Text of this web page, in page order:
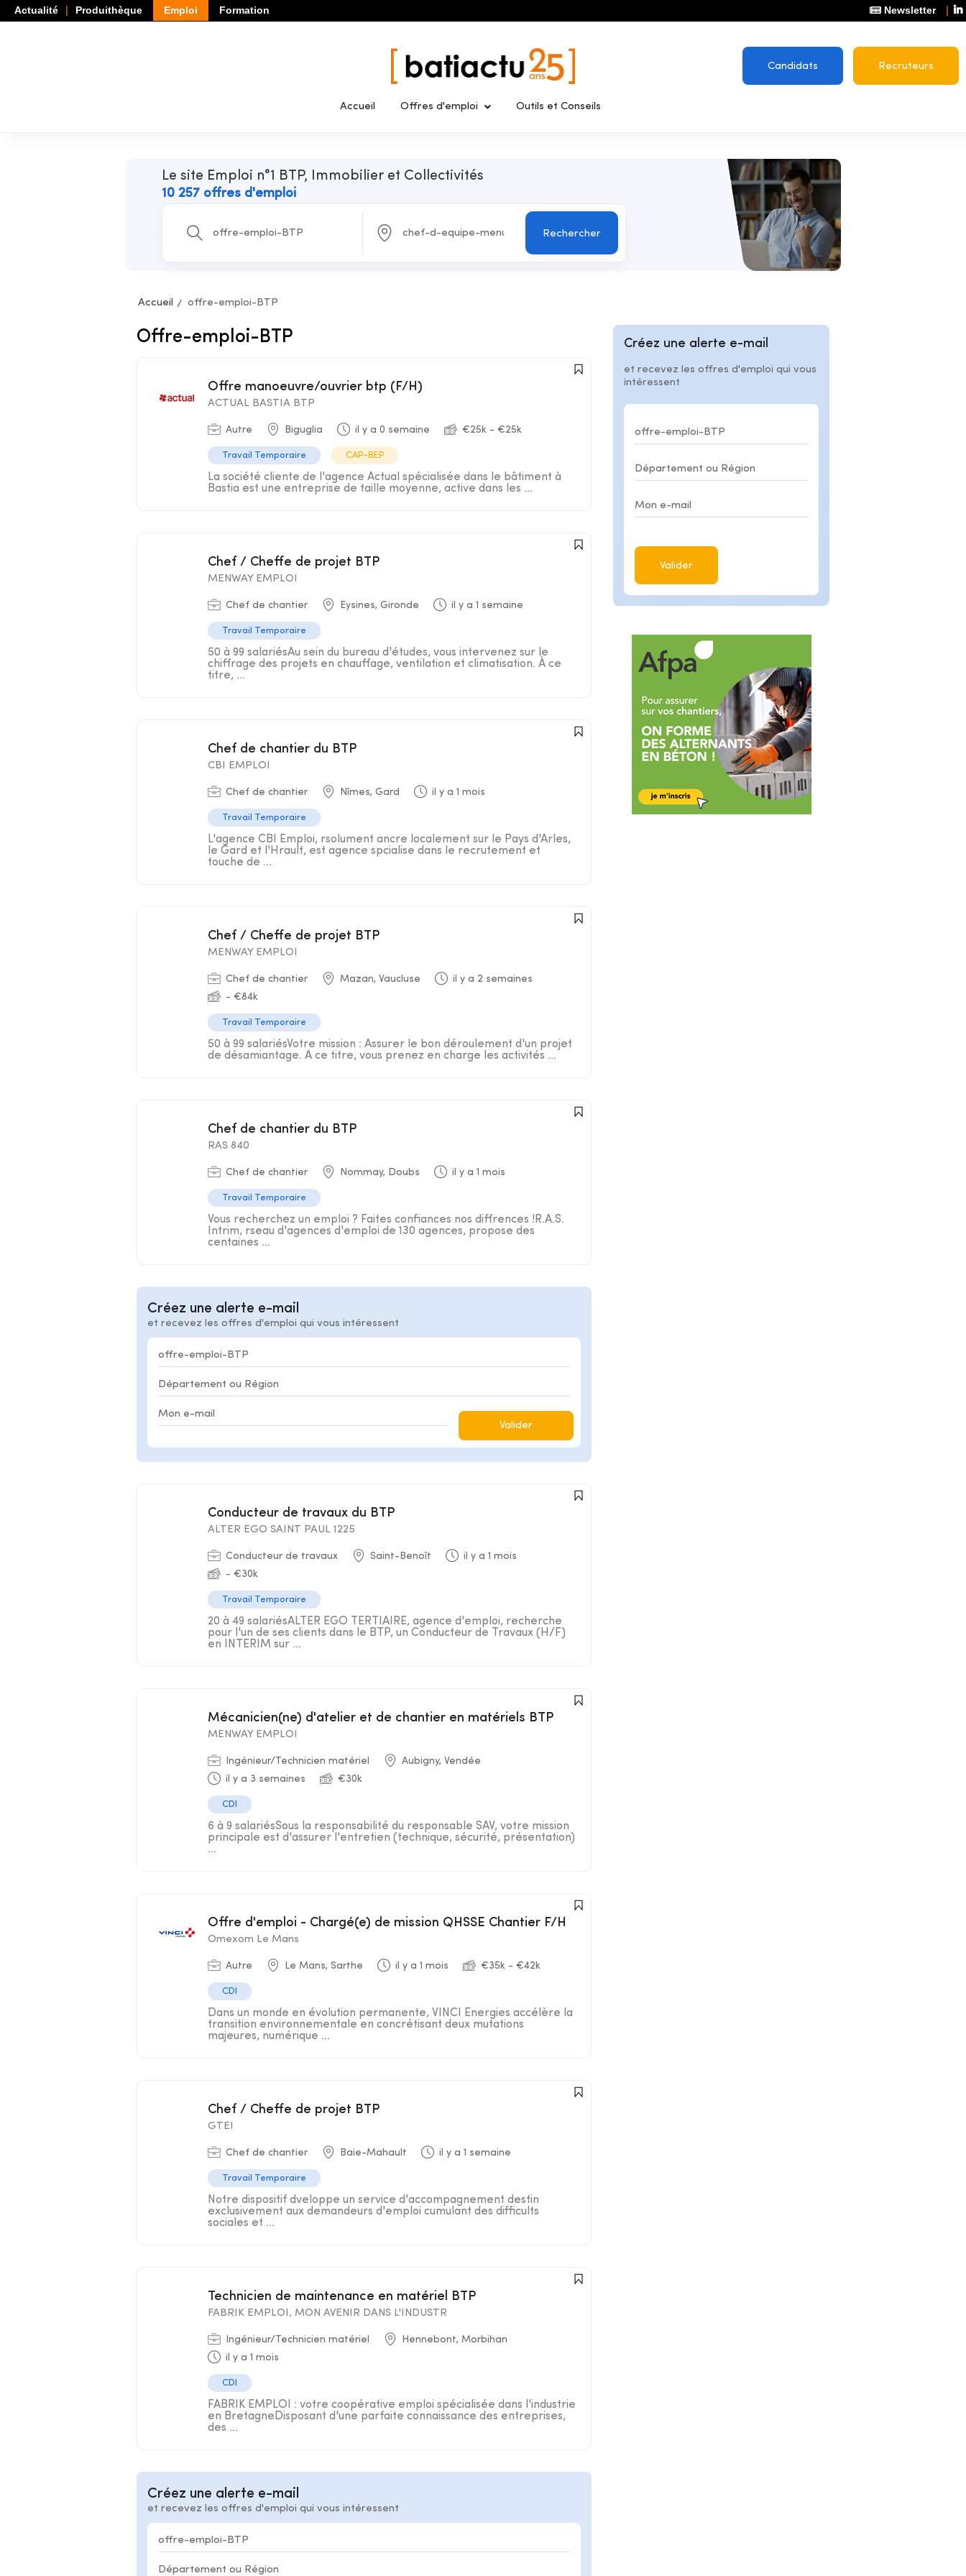
Actualité Produithèque Emploi Formation Newsletter
Candidats Recruteurs
Accueil Offres d'emploi Outils et Conseils
Le site Emploi n°1 BTP, Immobilier et Collectivités
10 257 offres d'emploi
Rechercher
Accueil offre-emploi-BTP
Offre-emploi-BTP
Offre manoeuvre/ouvrier btp (F/H)
ACTUAL BASTIA BTP
Autre Biguglia il y a 0 semaine €25k - €25k
Travail Temporaire CAP-BEP
La société cliente de l'agence Actual spécialisée dans le bâtiment à
Bastia est une entreprise de taille moyenne, active dans les ...
Chef / Cheffe de projet BTP
MENWAY EMPLOI
Chef de chantier Eysines, Gironde il y a 1 semaine
Travail Temporaire
50 à 99 salariésAu sein du bureau d'études, vous intervenez sur le
chiffrage des projets en chauffage, ventilation et climatisation. À ce
titre, ...
Chef de chantier du BTP
CBI EMPLOI
Chef de chantier Nîmes, Gard il y a 1 mois
Travail Temporaire
L'agence CBI Emploi, rsolument ancre localement sur le Pays d'Arles,
le Gard et l'Hrault, est agence spcialise dans le recrutement et
touche de ...
Chef / Cheffe de projet BTP
MENWAY EMPLOI
Chef de chantier Mazan, Vaucluse
il y a 2 semaines
- €84k
Travail Temporaire
50 à 99 salariésVotre mission : Assurer le bon déroulement d'un projet
de désamiantage. A ce titre, vous prenez en charge les activités ...
Chef de chantier du BTP
RAS 840
Chef de chantier Nommay, Doubs il y a 1 mois
Travail Temporaire
Vous recherchez un emploi ? Faites confiances nos diffrences !R.A.S.
Intrim, rseau d'agences d'emploi de 130 agences, propose des
centaines ...
Créez une alerte e-mail
et recevez les offres d'emploi qui vous intéressent
Valider
Conducteur de travaux du BTP
ALTER EGO SAINT PAUL 1225
Conducteur de travaux Saint-Benoît
il y a 1 mois
- €30k
Travail Temporaire
20 à 49 salariésALTER EGO TERTIAIRE, agence d'emploi, recherche
pour l'un de ses clients dans le BTP, un Conducteur de Travaux (H/F)
en INTERIM sur ...
Mécanicien(ne) d'atelier et de chantier en matériels BTP
MENWAY EMPLOI
Ingénieur/Technicien matériel
Aubigny, Vendée
il y a 3 semaines
€30k
CDI
6 à 9 salariésSous la responsabilité du responsable SAV, votre mission
principale est d'assurer l'entretien (technique, sécurité, présentation)
...
Offre d'emploi - Chargé(e) de mission QHSSE Chantier F/H
Omexom Le Mans
Autre Le Mans, Sarthe il y a 1 mois €35k - €42k
CDI
Dans un monde en évolution permanente, VINCI Energies accélère la
transition environnementale en concrétisant deux mutations
majeures, numérique ...
Chef / Cheffe de projet BTP
GTEI
Chef de chantier Baie-Mahault il y a 1 semaine
Travail Temporaire
Notre dispositif dveloppe un service d'accompagnement destin
exclusivement aux demandeurs d'emploi cumulant des difficults
sociales et ...
Technicien de maintenance en matériel BTP
FABRIK EMPLOI, MON AVENIR DANS L'INDUSTR
Ingénieur/Technicien matériel
Hennebont, Morbihan
il y a 1 mois
CDI
FABRIK EMPLOI : votre coopérative emploi spécialisée dans l'industrie
en BretagneDisposant d'une parfaite connaissance des entreprises,
des ...
Créez une alerte e-mail
et recevez les offres d'emploi qui vous intéressent
Créez une alerte e-mail
et recevez les offres d'emploi qui vous
intéressent
Valider